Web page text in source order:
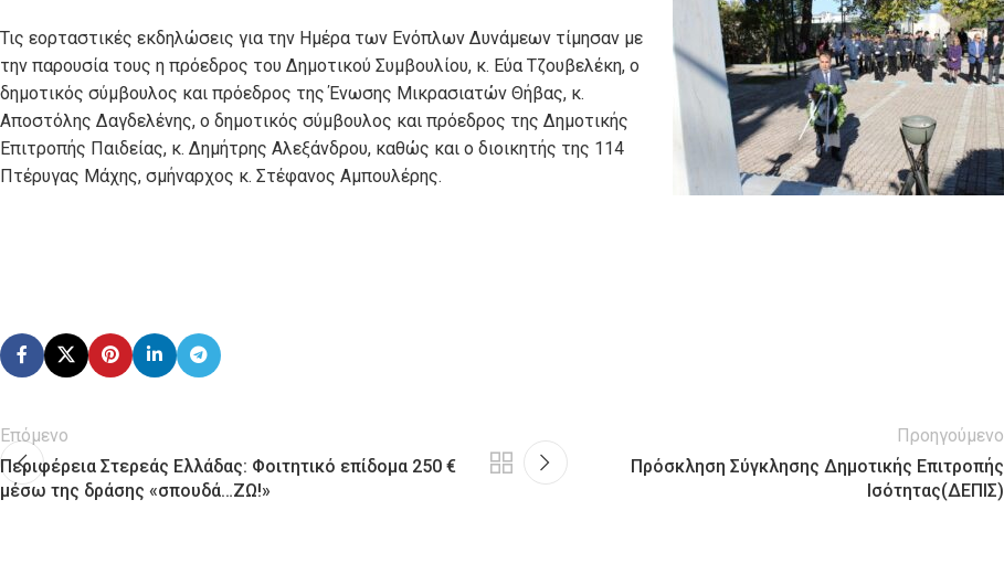
Τις εορταστικές εκδηλώσεις για την Ημέρα των Ενόπλων Δυνάμεων τίμησαν με
την παρουσία τους η πρόεδρος του Δημοτικού Συμβουλίου, κ. Εύα Τζουβελέκη, ο
δημοτικός σύμβουλος και πρόεδρος της Ένωσης Μικρασιατών Θήβας, κ.
Αποστόλης Δαγδελένης, ο δημοτικός σύμβουλος και πρόεδρος της Δημοτικής
Επιτροπής Παιδείας, κ. Δημήτρης Αλεξάνδρου, καθώς και ο διοικητής της 114
Πτέρυγας Μάχης, σμήναρχος κ. Στέφανος Αμπουλέρης.
Επόμενο
Περιφέρεια Στερεάς Ελλάδας: Φοιτητικό επίδομα 250 €
μέσω της δράσης «σπουδά…ΖΩ!»
Προηγούμενο
Πρόσκληση Σύγκλησης Δημοτικής Επιτροπής
Ισότητας(ΔΕΠΙΣ)